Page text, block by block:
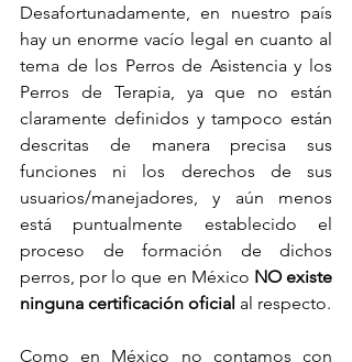
Desafortunadamente, en nuestro país
hay un enorme vacío legal en cuanto al
tema de los Perros de Asistencia y los
Perros de Terapia, ya que no están
claramente definidos y tampoco están
descritas de manera precisa sus
funciones ni los derechos de sus
usuarios/manejadores, y aún menos
está puntualmente establecido el
proceso de formación de dichos
perros, por lo que en México NO existe
ninguna certificación oficial al respecto.
Como en México no contamos con